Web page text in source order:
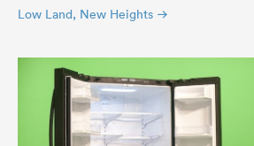
Low Land, New Heights